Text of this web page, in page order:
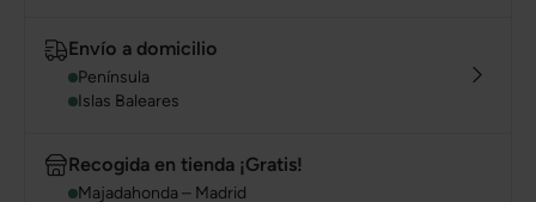
Envío a domicilio
Península
Islas Baleares
Recogida en tienda ¡Gratis!
Majadahonda – Madrid